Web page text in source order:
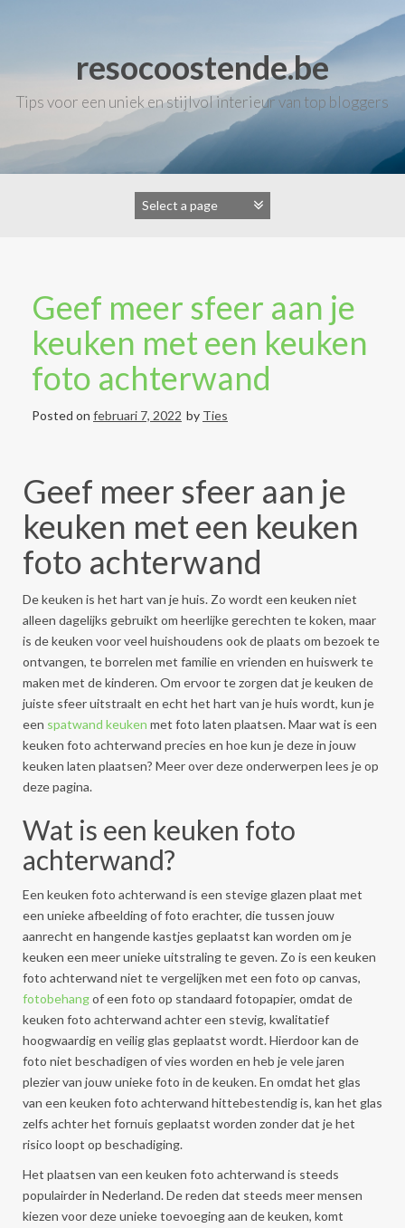
resocoostende.be
Tips voor een uniek en stijlvol interieur van top bloggers
Geef meer sfeer aan je
keuken met een keuken
foto achterwand
Posted on februari 7, 2022 by Ties
Geef meer sfeer aan je
keuken met een keuken
foto achterwand
De keuken is het hart van je huis. Zo wordt een keuken niet
alleen dagelijks gebruikt om heerlijke gerechten te koken, maar
is de keuken voor veel huishoudens ook de plaats om bezoek te
ontvangen, te borrelen met familie en vrienden en huiswerk te
maken met de kinderen. Om ervoor te zorgen dat je keuken de
juiste sfeer uitstraalt en echt het hart van je huis wordt, kun je
een spatwand keuken met foto laten plaatsen. Maar wat is een
keuken foto achterwand precies en hoe kun je deze in jouw
keuken laten plaatsen? Meer over deze onderwerpen lees je op
deze pagina.
Wat is een keuken foto
achterwand?
Een keuken foto achterwand is een stevige glazen plaat met
een unieke afbeelding of foto erachter, die tussen jouw
aanrecht en hangende kastjes geplaatst kan worden om je
keuken een meer unieke uitstraling te geven. Zo is een keuken
foto achterwand niet te vergelijken met een foto op canvas,
fotobehangof een foto op standaard fotopapier, omdat de
keuken foto achterwand achter een stevig, kwalitatief
hoogwaardig en veilig glas geplaatst wordt. Hierdoor kan de
foto niet beschadigen of vies worden en heb je vele jaren
plezier van jouw unieke foto in de keuken. En omdat het glas
van een keuken foto achterwand hittebestendig is, kan het glas
zelfs achter het fornuis geplaatst worden zonder dat je het
risico loopt op beschadiging.
Het plaatsen van een keuken foto achterwand is steeds
populairder in Nederland. De reden dat steeds meer mensen
kiezen voor deze unieke toevoeging aan de keuken, komt